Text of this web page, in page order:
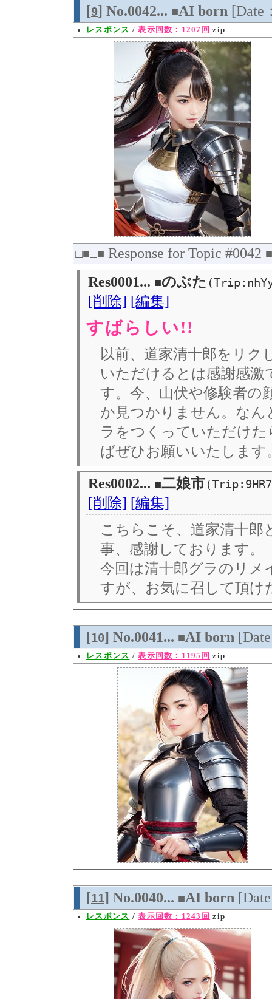
[9] No.0042... ■AI born [Date
レスポンス /表示回数：1207回 zip
□■□■ Response for Topic #0042
Res0001... ■のぶた
[削除] [編集]
すばらしい!!
以前、道家清十郎をリ
いただけるとは感謝感
す。今、山伏や修験者の
か見つかりません。な
ラをつくっていただけ
ばぜひお願いいたします
Res0002... ■二娘市
[削除] [編集]
こちらこそ、道家清十郎
事、感謝しております。
今回は清十郎グラのリメ
すが、お気に召して頂け
[10] No.0041... ■AI born
レスポンス /表示回数：1195回 zip
[11] No.0040... ■AI born
レスポンス /表示回数：1243回 zip